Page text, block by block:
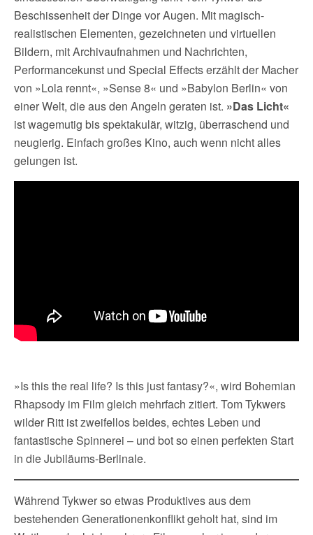
Beschissenheit der Dinge vor Augen. Mit magisch-
realistischen Elementen, gezeichneten und virtuellen
Bildern, mit Archivaufnahmen und Nachrichten,
Performancekunst und Special Effects erzählt der Macher
von »Lola rennt«, »Sense 8« und »Babylon Berlin« von
einer Welt, die aus den Angeln geraten ist. »Das Licht«
ist wagemutig bis spektakulär, witzig, überraschend und
neugierig. Einfach großes Kino, auch wenn nicht alles
gelungen ist.
»Is this the real life? Is this just fantasy?«, wird Bohemian
Rhapsody im Film gleich mehrfach zitiert. Tom Tykwers
wilder Ritt ist zweifellos beides, echtes Leben und
fantastische Spinnerei – und bot so einen perfekten Start
in die Jubiläums-Berlinale.
Während Tykwer so etwas Produktives aus dem
bestehenden Generationenkonflikt geholt hat, sind im